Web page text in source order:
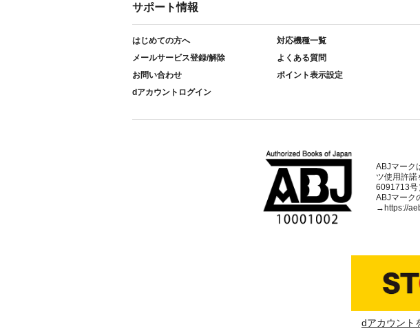
サポート情報
はじめての方へ
対応機種一覧
メールサービス登録/解除
よくある質問
お問い合わせ
ポイント表示設定
dアカウントログイン
ABJマーク
ツ使用許
6091713号
ABJマーク
→https://
dアカウント